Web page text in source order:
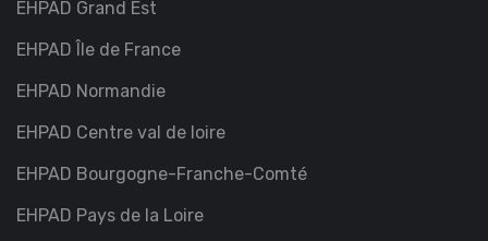
EHPAD Grand Est
EHPAD Île de France
EHPAD Normandie
EHPAD Centre val de loire
EHPAD Bourgogne-Franche-Comté
EHPAD Pays de la Loire